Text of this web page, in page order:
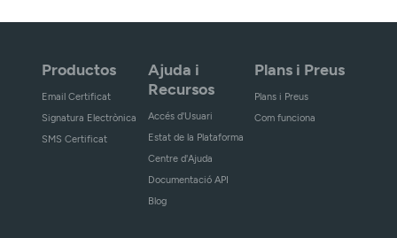
Productos
Email Certificat
Signatura Electrònica
SMS Certificat
Ajuda i
Recursos
Accés d'Usuari
Estat de la Plataforma
Centre d'Ajuda
Documentació API
Blog
Plans i Preus
Plans i Preus
Com funciona